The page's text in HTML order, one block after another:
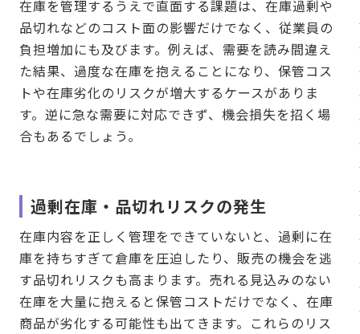
在庫を管理するうえで直面する課題は、在庫過剰や
品切れなどのコスト面の影響だけでなく、従業員の
負担増加にも及びます。例えば、需要を読み間違え
た結果、過度な在庫を抱えることになり、保管コス
トや在庫劣化のリスクが増大するケースがありま
す。逆に急な需要に対応できず、機会損失を招く場
合もあるでしょう。
過剰在庫・品切れリスクの発生
在庫内容を正しく管理をできていないと、過剰に在
庫を持ちすぎて倉庫を圧迫したり、販売の機会を逃
す品切れリスクも高まります。売れる見込みのない
在庫を大量に抱えると保管コストだけでなく、在庫
商品が劣化する可能性も出てきます。これらのリス